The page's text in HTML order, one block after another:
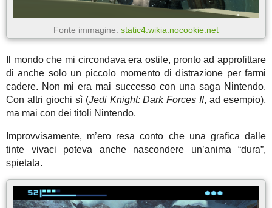
Fonte immagine: static4.wikia.nocookie.net
Il mondo che mi circondava era ostile, pronto ad approfittare
di anche solo un piccolo momento di distrazione per farmi
cadere. Non mi era mai successo con una saga Nintendo.
Con altri giochi sì (Jedi Knight: Dark Forces II, ad esempio),
ma mai con dei titoli Nintendo.
Improvvisamente, m’ero resa conto che una grafica dalle
tinte vivaci poteva anche nascondere un’anima “dura”,
spietata.